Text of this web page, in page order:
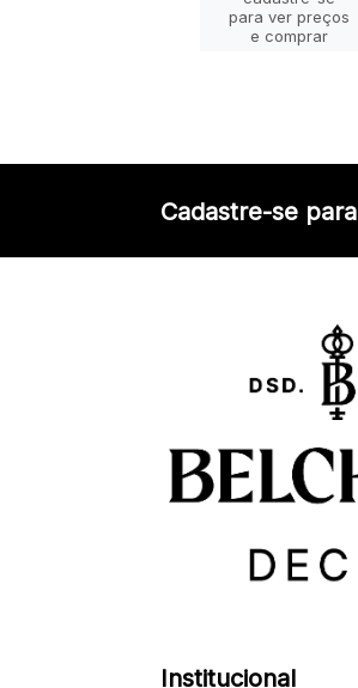
para ver preços
e comprar
Cadastre-se
Institucional